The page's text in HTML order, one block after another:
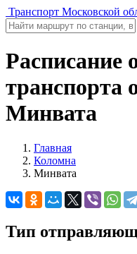
Транспорт Московской
Расписание
транспорта
Минвата
Главная
Коломна
Минвата
Тип